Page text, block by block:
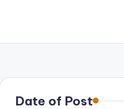
Date of Post